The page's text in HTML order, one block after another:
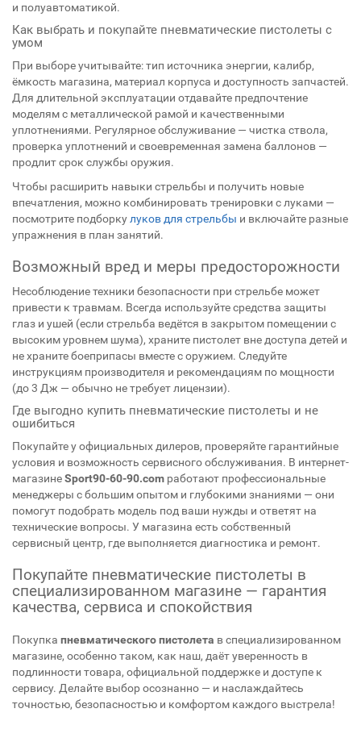
и полуавтоматикой.
Как выбрать и покупайте пневматические пистолеты с
умом
При выборе учитывайте: тип источника энергии, калибр,
ёмкость магазина, материал корпуса и доступность запчастей.
Для длительной эксплуатации отдавайте предпочтение
моделям с металлической рамой и качественными
уплотнениями. Регулярное обслуживание — чистка ствола,
проверка уплотнений и своевременная замена баллонов —
продлит срок службы оружия.
Чтобы расширить навыки стрельбы и получить новые
впечатления, можно комбинировать тренировки с луками —
посмотрите подборкулуков для стрельбы и включайте разные
упражнения в план занятий.
Возможный вред и меры предосторожности
Несоблюдение техники безопасности при стрельбе может
привести к травмам. Всегда используйте средства защиты
глаз и ушей (если стрельба ведётся в закрытом помещении с
высоким уровнем шума), храните пистолет вне доступа детей и
не храните боеприпасы вместе с оружием. Следуйте
инструкциям производителя и рекомендациям по мощности
(до 3 Дж — обычно не требует лицензии).
Где выгодно купить пневматические пистолеты и не
ошибиться
Покупайте у официальных дилеров, проверяйте гарантийные
условия и возможность сервисного обслуживания. В интернет-
магазинеSport90-60-90.com работают профессиональные
менеджеры с большим опытом и глубокими знаниями — они
помогут подобрать модель под ваши нужды и ответят на
технические вопросы. У магазина есть собственный
сервисный центр, где выполняется диагностика и ремонт.
Покупайте пневматические пистолеты в
специализированном магазине — гарантия
качества, сервиса и спокойствия
Покупка пневматического пистолета в специализированном
магазине, особенно таком, как наш, даёт уверенность в
подлинности товара, официальной поддержке и доступе к
сервису. Делайте выбор осознанно — и наслаждайтесь
точностью, безопасностью и комфортом каждого выстрела!